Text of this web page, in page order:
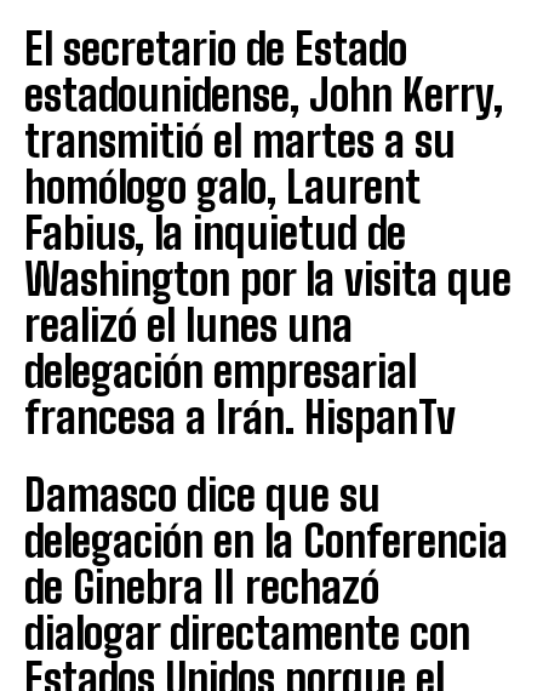
El secretario de Estado
estadounidense, John Kerry,
transmitió el martes a su
homólogo galo, Laurent
Fabius, la inquietud de
Washington por la visita que
realizó el lunes una
delegación empresarial
francesa a Irán. HispanTv
Damasco dice que su
delegación en la Conferencia
de Ginebra II rechazó
dialogar directamente con
Estados Unidos porque el